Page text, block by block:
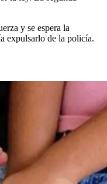
y se espera la
expulsarlo de la policía.